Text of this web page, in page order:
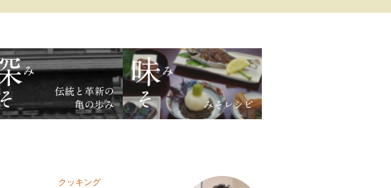
クッキング